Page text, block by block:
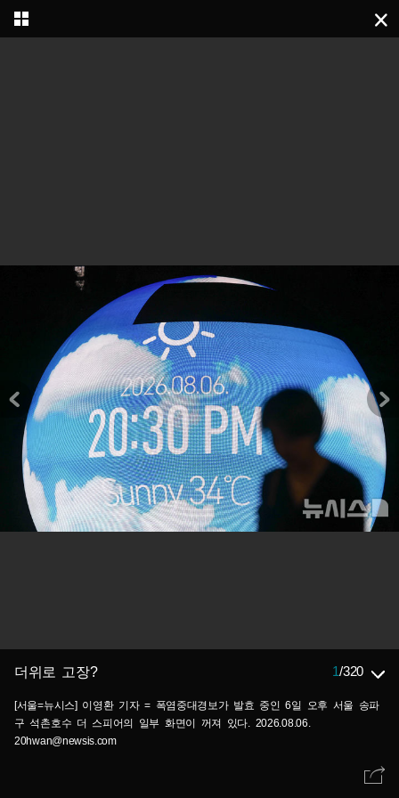
더위로 고장? 1/320
[서울=뉴시스] 이영환 기자 = 폭염중대경보가 발효 중인 6일 오후 서울 송파
구 석촌호수 더 스피어의 일부 화면이 꺼져 있다. 2026.08.06.
20hwan@newsis.com